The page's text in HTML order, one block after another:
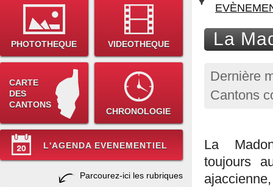
PHOTOTHEQUE VIDEOTHEQUE
CARTE
DES
CANTONS
CHRONOLOGIE
L'AGENDA EVENEMENTIEL
Parcourez-ici les rubriques
La
Dernière
Cantons
La
toujours